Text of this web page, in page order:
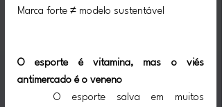
Marca forte ≠ modelo sustentável
O esporte é vitamina, mas o viés
antimercado é o veneno